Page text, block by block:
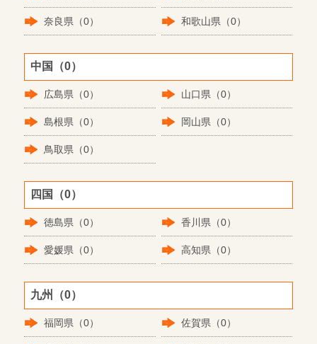
奈良県（0） 和歌山県（0）
中国（0）
広島県（0） 山口県（0）
島根県（0） 岡山県（0）
鳥取県（0）
四国（0）
徳島県（0） 香川県（0）
愛媛県（0） 高知県（0）
九州（0）
福岡県（0） 佐賀県（0）